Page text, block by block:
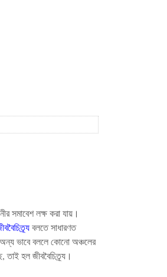
সমাবেশলক্ষকরাযায় ।
বলতেসাধারণত
অন্যভাবেবললেকোনোঅঞ্চলের
,তাইহলজীববৈচিত্র্য ।